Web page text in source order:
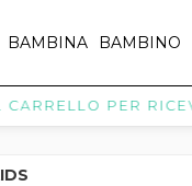
BAMBINA BAMBINO
PER